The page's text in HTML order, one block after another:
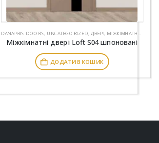
DANAPRIS DOORS, UNCATEGORIZED, ДВЕРІ, МІЖКІМНАТНІ ДВЕРІ
Міжкімнатні двері Loft S04 шпоновані
ДОДАТИ В КОШИК